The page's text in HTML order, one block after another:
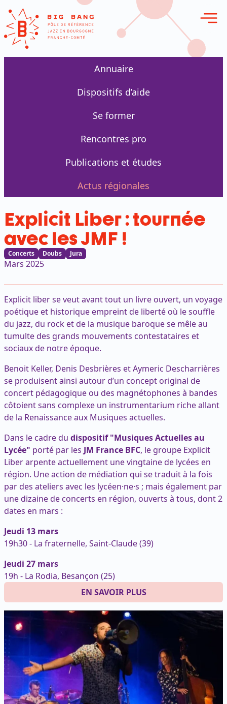
en ligne
Annuaire
Dispositifs d’aide
Se former
Rencontres pro
Publications et études
Actus régionales
Explicit Liber : tournée
avec les JMF !
Concerts Doubs Jura
Mars 2025
Explicit liber se veut avant tout un livre ouvert, un voyage
poétique et historique empreint de liberté où le souffle
du jazz, du rock et de la musique baroque se mêle au
tumulte des grands mouvements contestataires et
sociaux de notre époque.
Benoit Keller, Denis Desbrières et Aymeric Descharrières
se produisent ainsi autour d’un concept original de
concert pédagogique ou des magnétophones à bandes
côtoient sans complexe un instrumentarium riche allant
de la Renaissance aux Musiques actuelles.
Dans le cadre du dispositif "Musiques Actuelles au
Lycée" porté par les JM France BFC, le groupe Explicit
Liber arpente actuellement une vingtaine de lycées en
région. Une action de médiation qui se traduit à la fois
par des ateliers avec les lycéen·ne·s ; mais également par
une dizaine de concerts en région, ouverts à tous, dont 2
dates en mars :
Jeudi 13 mars
19h30 - La fraternelle, Saint-Claude (39)
Jeudi 27 mars
19h - La Rodia, Besançon (25)
EN SAVOIR PLUS